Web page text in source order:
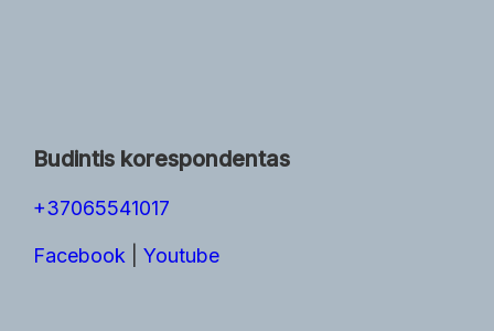
Budintis korespondentas
+37065541017
Facebook Youtube